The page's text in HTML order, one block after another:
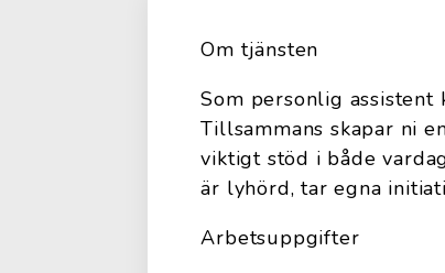
Om tjänsten
Som personlig assistent
Tillsammans skapar ni
viktigt stöd i både
är lyhörd, tar egna
Arbetsuppgifter